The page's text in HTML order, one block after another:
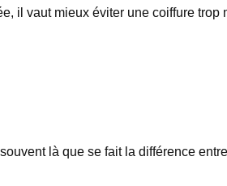
il vaut mieux éviter une coiffure trop
là que se fait la différence